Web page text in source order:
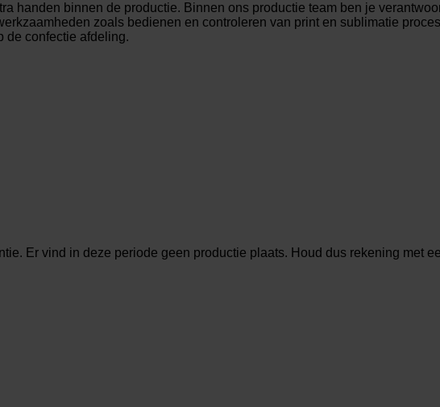
handen binnen de productie. Binnen ons productie team ben je
zoals bedienen en controleren van print en sublimatie
de confectie afdeling.
Er vind in deze periode geen productie plaats. Houd dus rekening met